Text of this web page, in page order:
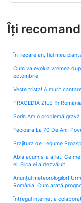
Îți
În fiecare an, fiul meu
Cum va evolua vremea
octombrie
Veste trista! A murit
TRAGEDIA ZILEI în România
Sorin Am o problemă gravă
Fecioara La 70 De Ani:
Prajitura de Legume
Abia acum s-a aflat. Ce
ei. Fiica ei a dezvăluit
Anunțul meteorologilor!
România. Cum arată
Întregul internet a